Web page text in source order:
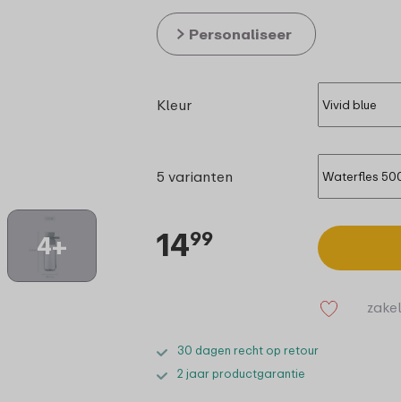
4+
Personaliseer
Kleur
5 varianten
1499
30 dagen recht op retour
2 jaar productgarantie